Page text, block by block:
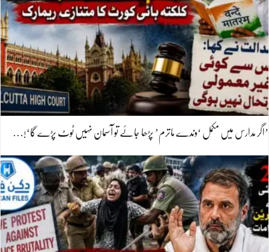
’اگر مدارس میں مکمل ‘وندے ماترم’ پڑھا جائے تو آسمان نہیں ٹوٹ پڑے گا‘!…